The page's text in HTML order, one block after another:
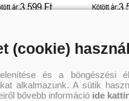
ár:3 599 Ft Kötött ár:3
(cookie)
és a böngészési
alkalmazunk. A sütik
bővebb információ ide